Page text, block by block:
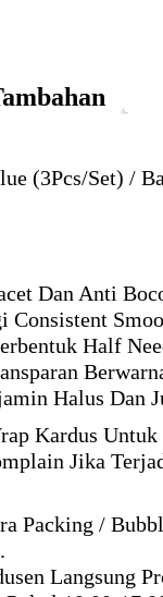
(3Pcs/Set) /
Dan Anti
Consistent
Half
Halus Dan
Kardus
Jika
Packing /
Langsung